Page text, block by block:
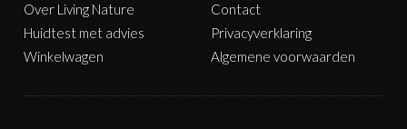
Over Living Nature
Huidtest met advies
Winkelwagen
Contact
Privacyverklaring
Algemene voorwaarden